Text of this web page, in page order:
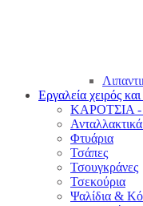
Εργαλεία χειρός
ΚΑΡΟΤΣΙΑ
Φτυάρια
Τσάπες
Τσουγκράνες
Τσεκούρια
Ψαλίδια &